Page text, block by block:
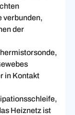
verbunden,
der
in Kontakt
Heiznetz ist